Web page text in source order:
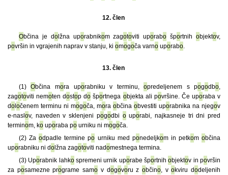
12. člen
Občina je dolžna uporabnikom zagotoviti uporabo športnihobjektov,
površin in vgrajenih naprav v stanju, ki omogoča varno uporabo.
13. člen
(1)Občina mora uporabniku v terminu,opredeljenem s pogodbo,
zagotoviti nemoten dostop do športnega objekta ali površine. Če uporaba v
do očenem terminu ni mogoča, mora občina obvestiti uporabnika na njegov
e-nasl ov, naveden v sklenjeni pogodbi ouporabi, najkasneje tri dni pred
terminom, ko uporaba po urniku ni mogoča.
(2) Zaodpadle termine po urniku med ponedeljkom in petkomobčina
uporabniku ni do lžna zagotoviti nadomestnega termina.
(3) Uporabnik lahkospremeni urnik uporabe športnihobjektov in površin
za posamezne programe samo v dogovoru z občino, vokviru dodeljenih